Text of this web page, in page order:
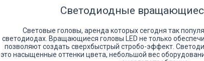
Светодиодные
Световые головы, аренда которых сегодня так
светодиодах. Вращающиеся головы LED не только
позволяют создать сверхбыстрый стробо-эффект.
это насыщенные оттенки цвета, небольшой вес